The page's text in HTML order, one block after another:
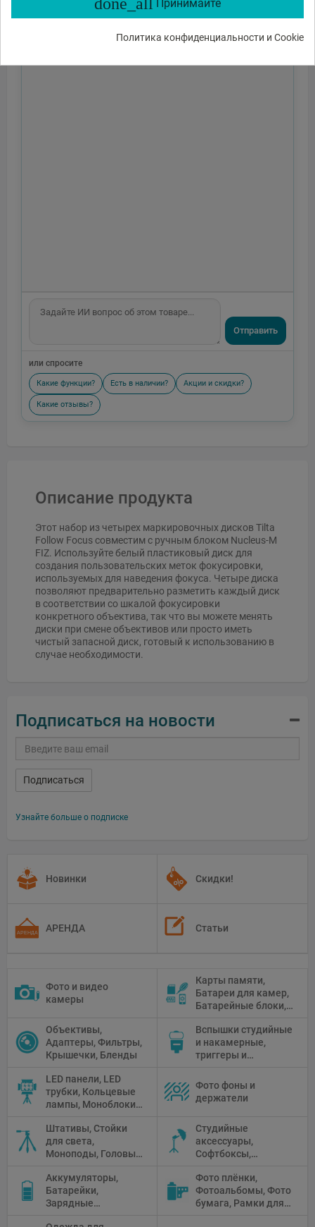
Принимайте
Политика конфиденциальности и Cookie
Отправить
или спросите
Какие функции? Есть в наличии? Акции и скидки?
Какие отзывы?
Описание продукта
Этот набор из четырех маркировочных дисков Tilta
Follow Focus совместим с ручным блоком Nucleus-M
FIZ. Используйте белый пластиковый диск для
создания пользовательских меток фокусировки,
используемых для наведения фокуса. Четыре диска
позволяют предварительно разметить каждый диск
в соответствии со шкалой фокусировки
конкретного объектива, так что вы можете менять
диски при смене объективов или просто иметь
чистый запасной диск, готовый к использованию в
случае необходимости.
Подписаться на новости
Подписаться
Узнайте больше о подписке
Новинки Скидки!
АРЕНДА Статьи
Фото и видео
камеры
Карты памяти,
Батареи для камер,
Батарейные блоки,
Объективы,
Адаптеры, Фильтры,
Крышечки, Бленды
Вспышки студийные
и накамерные,
триггеры и
LED панели, LED
трубки, Кольцевые
лампы, Моноблоки,
Флуоресцентное и
галогенное
освещение
Фото фоны и
держатели
Штативы, Стойки
для света,
Моноподы, Головы
Студийные
аксессуары,
Софтбоксы,
Рефлекторы,
Отражатели,
Предметные
Аккумуляторы,
Батарейки,
Зарядные
Фото плёнки,
Фотоальбомы, Фото
бумага, Рамки для